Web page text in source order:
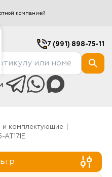
компанией
7 (991) 898-75-11
и комплектующие
AT171E